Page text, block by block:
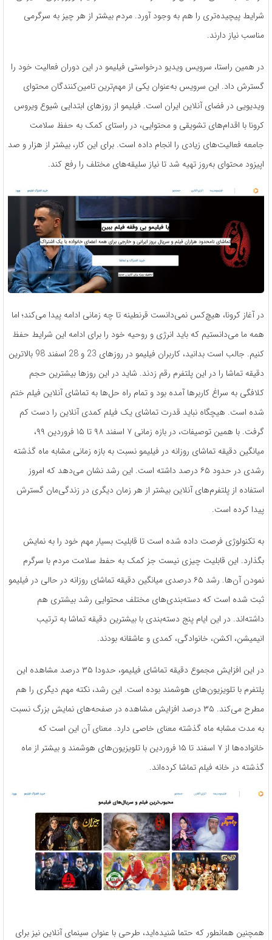
شرایط پیچیده‌تری را هم به وجود آورد. مردم بیشتر از هر چیز به سرگرمی
مناسب نیاز دارند.
در همین راستا، سرویس ویدیو درخواستی فیلیمو در این دوران فعالیت خود را
گسترش داد. این سرویس ‌به‌عنوان یکی از مهم‌ترین تامین‌کنندگان محتوای
ویدیویی در فضای آنلاین ایران است. فیلیمو از روزهای ابتدایی شیوع ویروس
کرونا با اقدام‌های تشویقی و محتوایی، در راستای کمک به حفظ سلامت
جامعه فعالیت‌های زیادی را انجام داده است. برای این کار، بیشتر از هزار و صد
اپیزود محتوای به‌‌روز تهیه شد تا نیاز سلیقه‌های مختلف را رفع کند.
در آغاز کرونا، هیچ‌کس نمی‌دانست قرنطینه تا چه زمانی ادامه پیدا می‌کند؛ اما
همه ما می‌دانستیم که باید انرژی و روحیه خود را برای ادامه این شرایط حفظ
کنیم. جالب است بدانید، کاربران فیلیمو در روزهای 23 و 28 اسفند 98 بالاترین
دقیقه تماشا را در این پلتفرم رقم زدند. شاید در این روزها بیشترین حجم
کلافگی به سراغ کاربرها آمده بود و تمام راه ‌حل‌ها به تماشای آنلاین فیلم ختم
شده است. هیچگاه نباید قدرت تماشای یک فیلم کمدی آنلاین را دست کم
گرفت. با همین توصیفات، در بازه زمانی ۷ اسفند ۹۸ تا ۱۵ فروردین ۹۹،
میانگین دقیقه تماشای روزانه در فیلیمو نسبت به بازه زمانی مشابه ماه گذشته
رشدی در حدود ۶۵ درصد داشته است. این رشد نشان می‌دهد که امروز
استفاده از پلتفرم‌های آنلاین بیشتر از هر زمان دیگری در زندگی‌مان گسترش
پیدا کرده است.
به تکنولوژی فرصت داده شده است تا قابلیت بسیار مهم خود را به نمایش
بگذارد. این قابلیت چیزی نیست جز کمک به حفط سلامت مردم با سرگرم
نمودن آن‌ها. رشد ۶۵ درصدی میانگین دقیقه تماشای روزانه در حالی در فیلیمو
ثبت شده است که دسته‌بندی‌های مختلف محتوایی رشد بیشتری هم
داشته‌اند. در این ایام پنج دسته‌بندی با بیشترین دقیقه تماشا به ترتیب
انیمیشن، اکشن، خانوادگی، کمدی و عاشقانه بودند.
در این افزایش مجموع دقیقه تماشای فیلیمو، حدودا ۳۵ درصد مشاهده این
پلتفرم با تلویزیون‌های هوشمند بوده است. این رشد، نکته مهم دیگری را هم
مطرح می‌کند. ۳۵ درصد افزایش مشاهده در صفحه‌های نمایش بزرگ نسبت
به مدت مشابه ماه گذشته معنای خاصی دارد. معنای آن این است که
خانواده‌ها از ۷ اسفند تا ۱۵ فروردین با تلویزیون‌های هوشمند و بیشتر از ماه
گذشته در خانه فیلم تماشا کرده‌اند.
همچنین همانطور که حتما شنیده‌اید، طرحی با عنوان سینمای آنلاین نیز برای